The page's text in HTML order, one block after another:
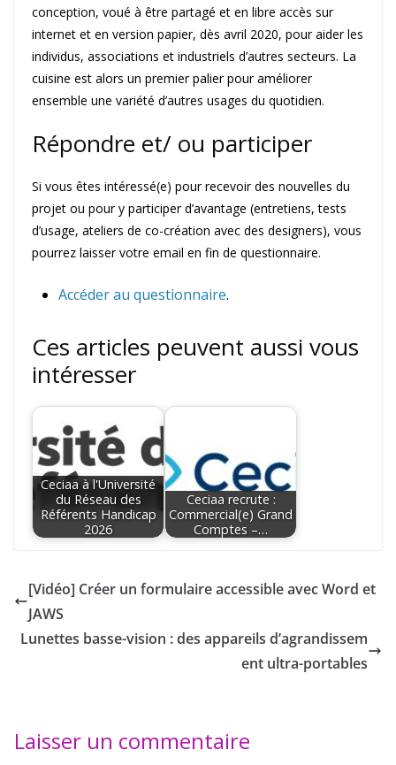
conception, voué à être partagé et en libre accès sur
internet et en version papier, dès avril 2020, pour aider les
individus, associations et industriels d’autres secteurs. La
cuisine est alors un premier palier pour améliorer
ensemble une variété d’autres usages du quotidien.
Répondre et/ ou participer
Si vous êtes intéressé(e) pour recevoir des nouvelles du
projet ou pour y participer d’avantage (entretiens, tests
d’usage, ateliers de co-création avec des designers), vous
pourrez laisser votre email en fin de questionnaire.
Accéder au questionnaire.
Ces articles peuvent aussi vous
intéresser
Ceciaa à l'Université
du Réseau des
Référents Handicap
2026
Ceciaa recrute :
Commercial(e) Grand
Comptes –…
[Vidéo] Créer un formulaire accessible avec Word et
JAWS
Lunettes basse-vision : des appareils d’agrandissem
ent ultra-portables
Laisser un commentaire